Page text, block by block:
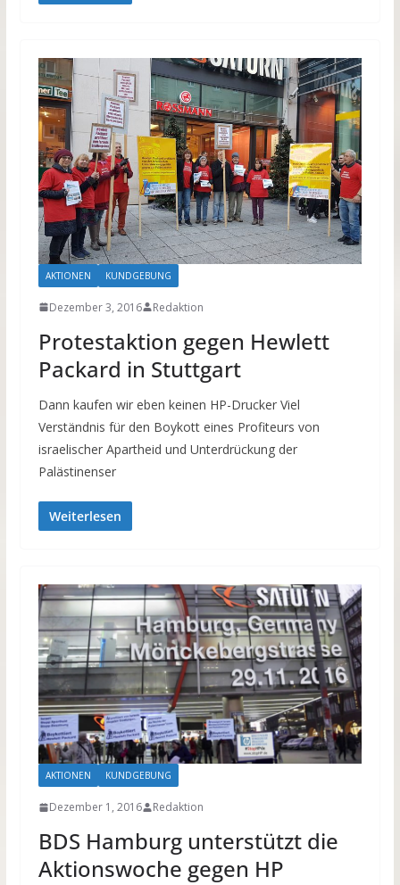
AKTIONEN KUNDGEBUNG
Dezember 3, 2016 Redaktion
Protestaktion gegen Hewlett
Packard in Stuttgart
Dann kaufen wir eben keinen HP-Drucker Viel
Verständnis für den Boykott eines Profiteurs von
israelischer Apartheid und Unterdrückung der
Palästinenser
Weiterlesen
AKTIONEN KUNDGEBUNG
Dezember 1, 2016 Redaktion
BDS Hamburg unterstützt die
Aktionswoche gegen HP